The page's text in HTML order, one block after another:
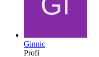
Ginnic
Profi